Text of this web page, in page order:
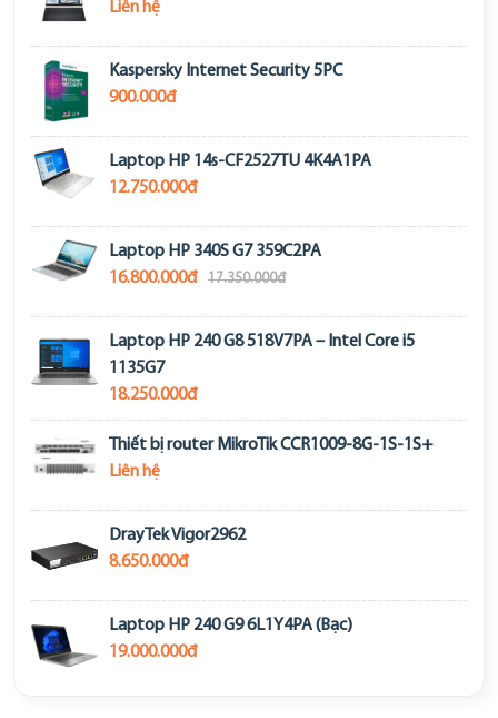
Liên hệ
Kaspersky Internet Security 5PC
900.000đ
Laptop HP 14s-CF2527TU 4K4A1PA
12.750.000đ
Laptop HP 340S G7 359C2PA
16.800.000đ
17.350.000đ
Laptop HP 240 G8 518V7PA – Intel Core i5
1135G7
18.250.000đ
Thiết bị router MikroTik CCR1009-8G-1S-1S+
Liên hệ
DrayTek Vigor2962
8.650.000đ
Laptop HP 240 G9 6L1Y4PA (Bạc)
19.000.000đ